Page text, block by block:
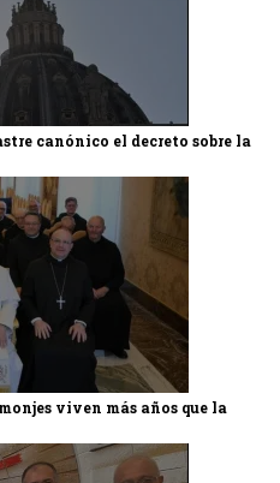
canónico el decreto sobre la
viven más años que la